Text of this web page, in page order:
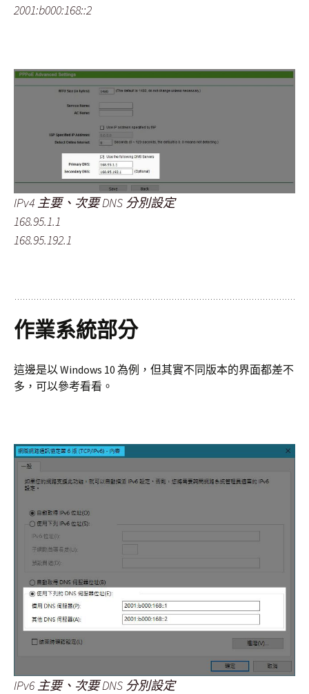
2001:b000:168::2
IPv4 主要、次要 DNS 分別設定
168.95.1.1
168.95.192.1
作業系統部分
這邊是以 Windows 10 為例，但其實不同版本的界面都差不
多，可以參考看看。
IPv6 主要、次要 DNS 分別設定